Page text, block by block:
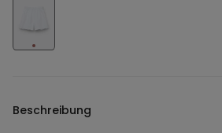
Beschreibung